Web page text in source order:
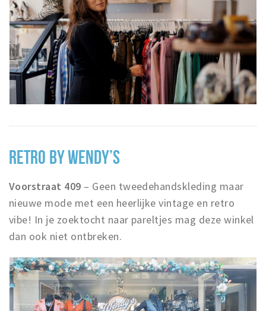
RETRO BY WENDY’S
Voorstraat 409 – Geen tweedehandskleding maar
nieuwe mode met een heerlijke vintage en retro
vibe! In je zoektocht naar pareltjes mag deze winkel
dan ook niet ontbreken.